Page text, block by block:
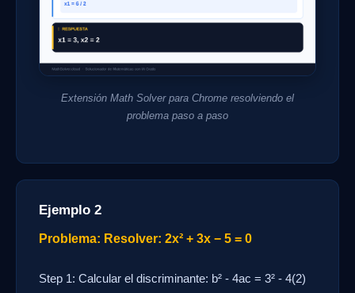
Extensión Math Solver para Chrome resolviendo el
problema paso a paso
Ejemplo 2
Problema: Resolver: 2x² + 3x − 5 = 0
Step 1: Calcular el discriminante: b² - 4ac = 3² - 4(2)